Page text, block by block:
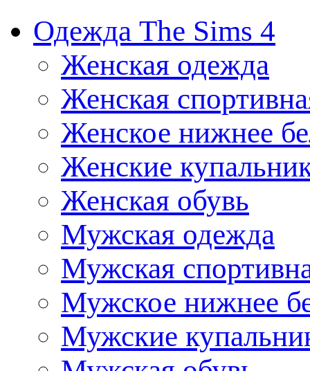
Одежда The Sims 4
Женская одежда
Женская
Женское нижнее
Женские
Женская обувь
Мужская одежда
Мужская
Мужское нижнее
Мужские